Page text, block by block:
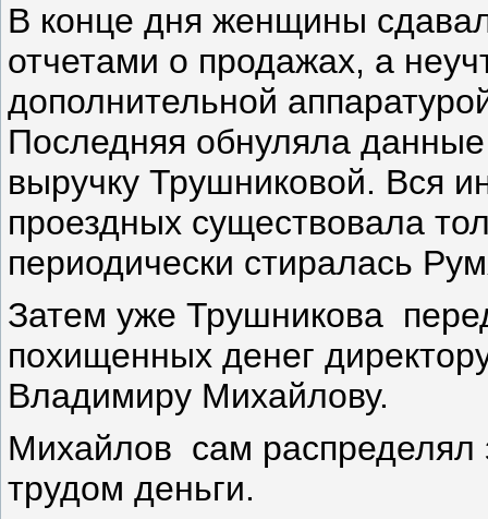
В конце дня женщины
отчетами о продажах, а
дополнительной
Последняя обнуляла
выручку Трушниковой. Вся
проездных существовала
периодически стиралась
Затем уже Трушникова
похищенных денег
Владимиру Михайлову.
Михайлов сам
трудом деньги.